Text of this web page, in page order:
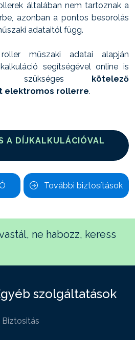
általában nem tartoznak a
azonban a pontos besorolás
adataitól függ.
műszaki adatai alapján
segítségével online is
szükséges
kötelező
elektromos rollerre.
A DÍJKALKULÁCIÓVAL
További biztosítások
ne habozz, keress
szolgáltatások
Biztositás